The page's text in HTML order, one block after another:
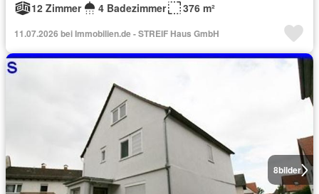
12 Zimmer
4 Badezimmer 376 m²
11.07.2026 bei Immobilien.de - STREIF Haus GmbH
8bilder